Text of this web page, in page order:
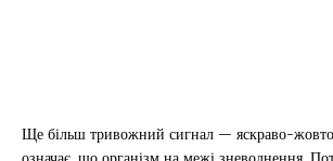
Ще більш тривожний сигнал — яскраво-